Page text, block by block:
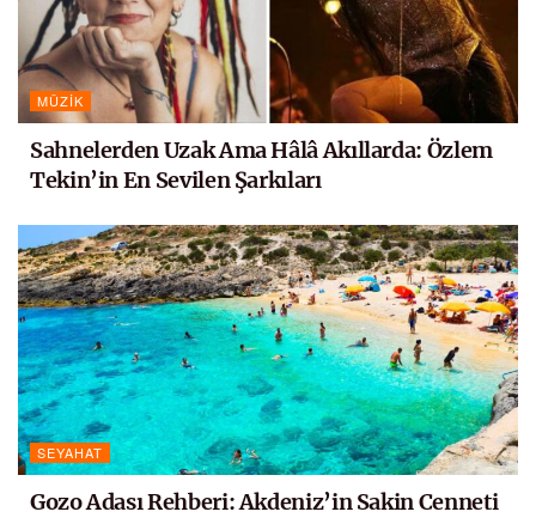
MÜZIK
Sahnelerden Uzak Ama Hâlâ Akıllarda: Özlem
Tekin’in En Sevilen Şarkıları
SEYAHAT
Gozo Adası Rehberi: Akdeniz’in Sakin Cenneti